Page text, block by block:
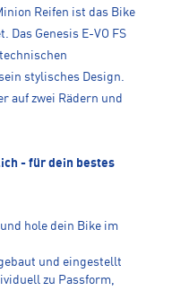
Reifen ist das Bike
Das Genesis E-VO FS
stylisches Design.
auf zwei Rädern und
- für dein bestes
hole dein Bike im
und eingestellt
zu Passform,